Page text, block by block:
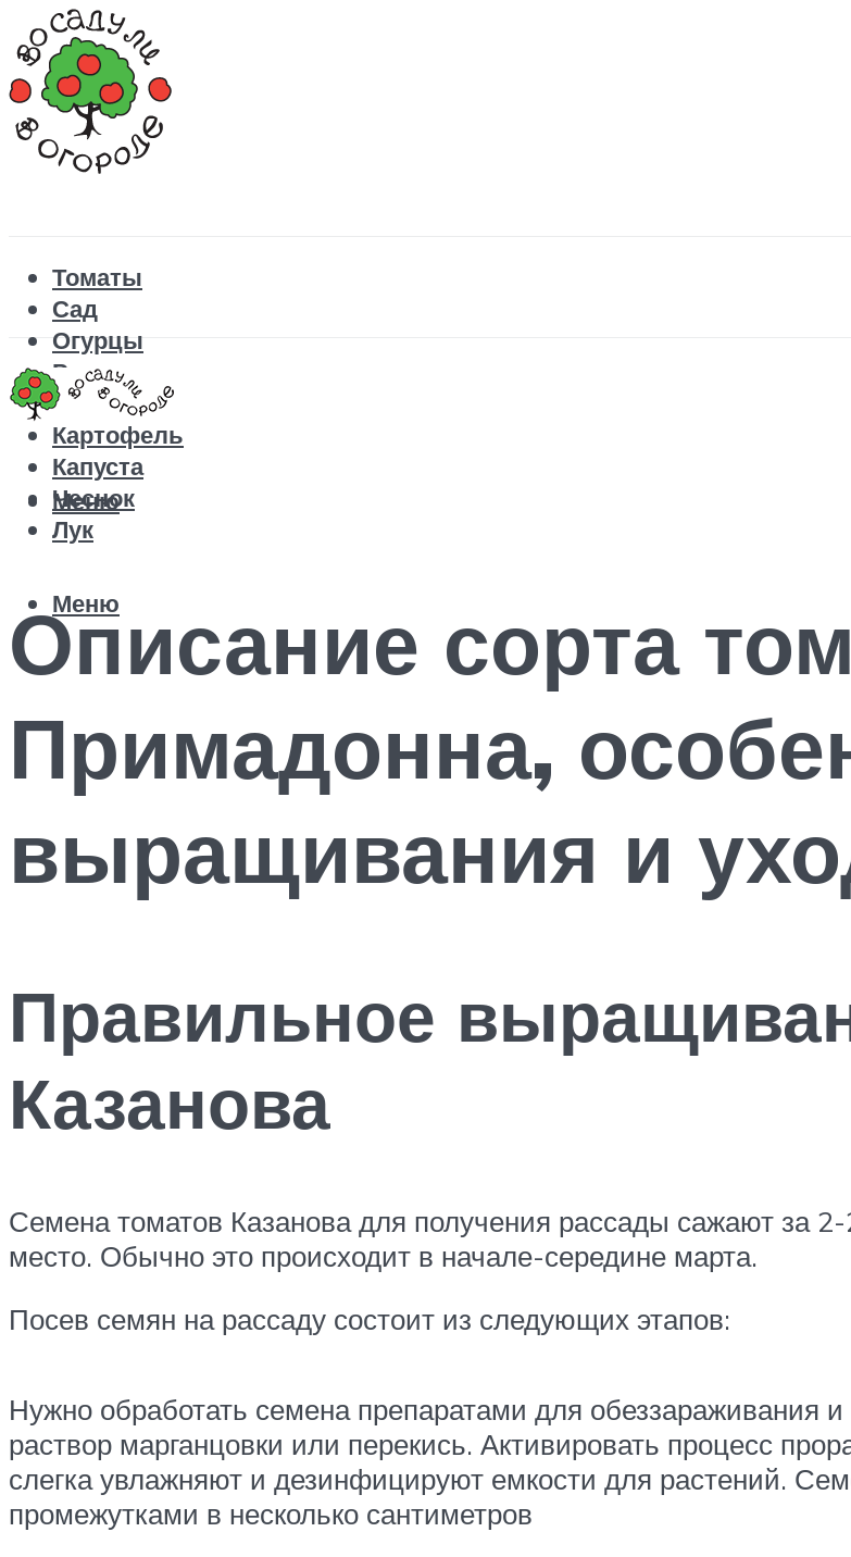
Томаты
Сад
Огурцы
Рецепты
Перец
Картофель
Капуста
Чеснок
Лук
Меню
Меню
Описание сорта
Примадонна,
выращивания и
Правильное
Казанова
Семена томатов Казанова для получения рассады сажают за
место. Обычно это происходит в начале-середине марта.
Посев семян на рассаду состоит из следующих этапов:
Нужно обработать семена препаратами для обеззараживания
раствор марганцовки или перекись. Активировать процесс
слегка увлажняют и дезинфицируют емкости для растений.
промежутками в несколько сантиметров